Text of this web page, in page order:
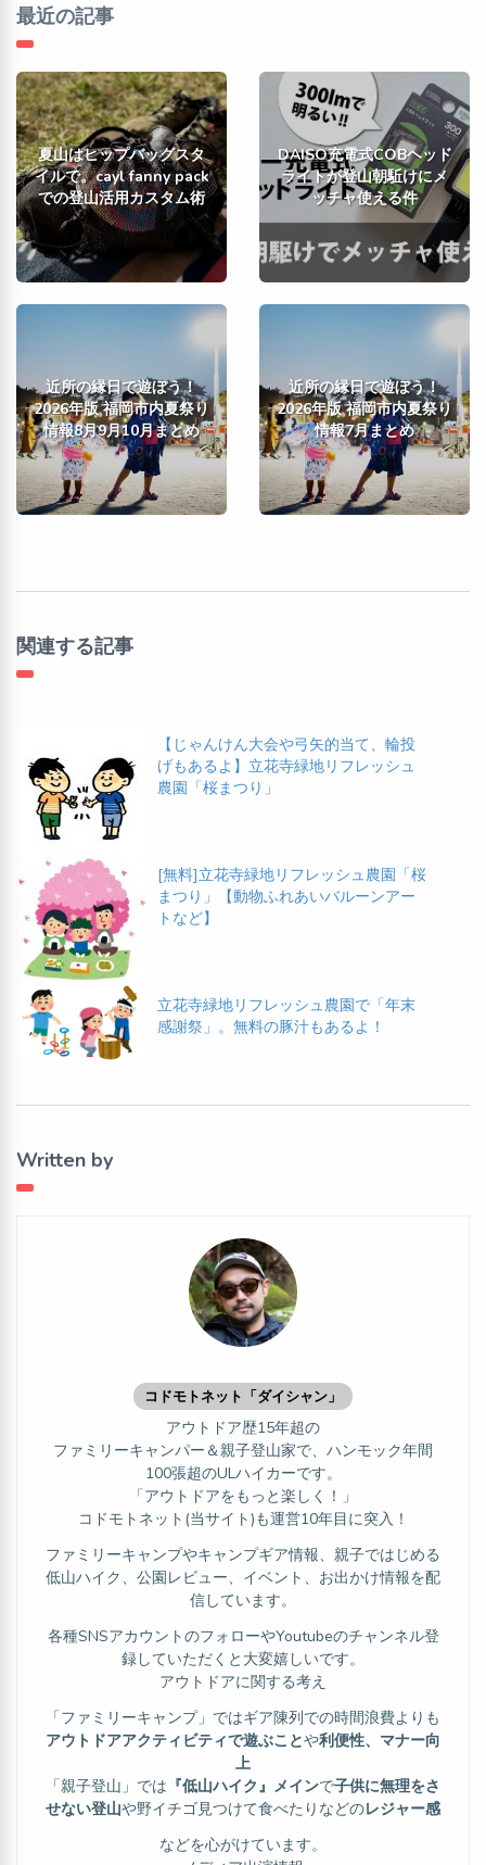
最近の記事
夏山はヒップバッグスタ
イルで。cayl fanny pack
での登山活用カスタム術
DAISO充電式COBヘッド
ライトが登山朝駈けにメ
ッチャ使える件
近所の縁日で遊ぼう！
2026年版 福岡市内夏祭り
情報8月9月10月まとめ
近所の縁日で遊ぼう！
2026年版 福岡市内夏祭り
情報7月まとめ
関連する記事
【じゃんけん大会や弓矢的当て、輪投
げもあるよ】立花寺緑地リフレッシュ
農園「桜まつり」
[無料]立花寺緑地リフレッシュ農園「桜
まつり」【動物ふれあいバルーンアー
トなど】
立花寺緑地リフレッシュ農園で「年末
感謝祭」。無料の豚汁もあるよ！
Written by
コドモトネット「ダイシャン」
アウトドア歴15年超の
ファミリーキャンパー＆親子登山家で、ハンモック年間
100張超のULハイカーです。
「アウトドアをもっと楽しく！」
コドモトネット(当サイト)も運営10年目に突入！
ファミリーキャンプやキャンプギア情報、親子ではじめる
低山ハイク、公園レビュー、イベント、お出かけ情報を配
信しています。
各種SNSアカウントのフォローやYoutubeのチャンネル登
録していただくと大変嬉しいです。
アウトドアに関する考え
「ファミリーキャンプ」ではギア陳列での時間浪費よりも
アウトドアアクティビティで遊ぶことや利便性、マナー向
上
「親子登山」では 『低山ハイク』メインで子供に無理をさ
せない登山や野イチゴ見つけて食べたりなどのレジャー感
などを心がけています。